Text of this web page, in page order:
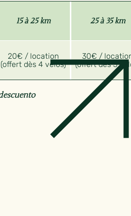
15 à 25 km 25 à 35 km
20€ / location
(offert dès 4 vélos)
30€ /
(offert dès 5